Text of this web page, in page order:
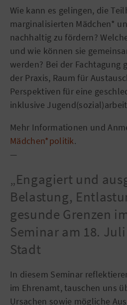
Wie kann es gelingen, die
marginalisierten Mädchen*
nachhaltig zu fördern?
und wie können sie
werden? Bei der Fachtagung
der Praxis, Raum für
Perspektiven für eine
inklusive
Mehr Informationen und
Mädchen*politik.
—
„Engagiert und
Belastung,
gesunde Grenzen
Seminar am 18.
Stadt
In diesem Seminar
im Ehrenamt, tauschen uns
Ursachen sowie mögliche